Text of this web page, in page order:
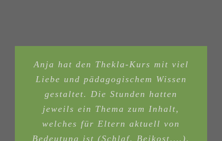
Anja hat den Thekla-Kurs mit viel
Liebe und pädagogischem Wissen
gestaltet. Die Stunden hatten
jeweils ein Thema zum Inhalt,
welches für Eltern aktuell von
Bedeutung ist (Schlaf, Beikost,…).